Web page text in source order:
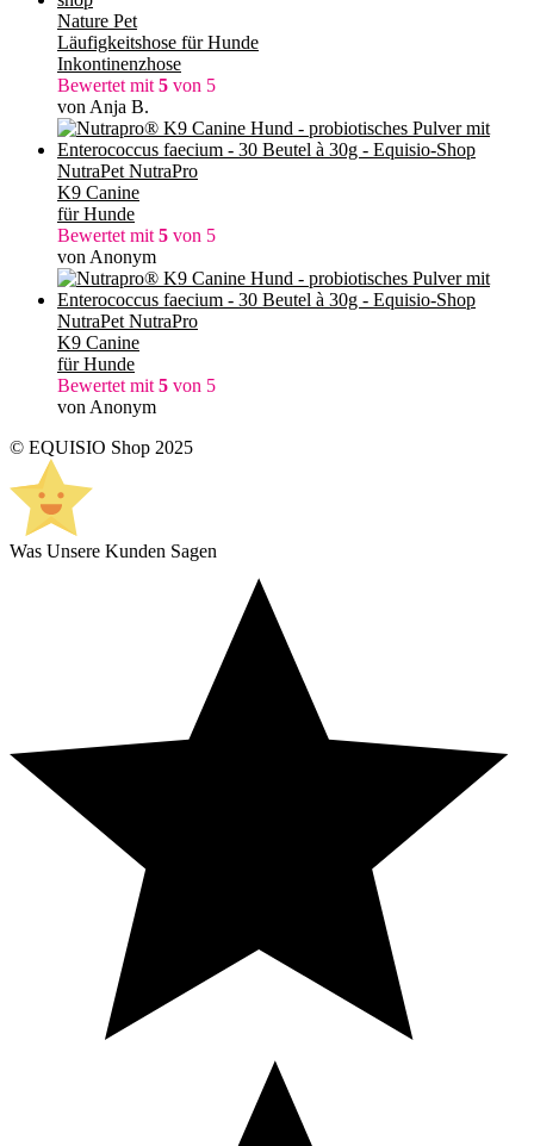
Nature Pet
Läufigkeitshose für Hunde
Inkontinenzhose
Bewertet mit 5 von 5
von Anja B.
NutraPet NutraPro
K9 Canine
für Hunde
Bewertet mit 5 von 5
von Anonym
NutraPet NutraPro
K9 Canine
für Hunde
Bewertet mit 5 von 5
von Anonym
© EQUISIO Shop 2025
Was Unsere Kunden Sagen